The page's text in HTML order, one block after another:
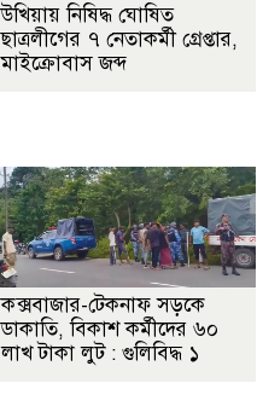
উখিয়ায় নিষিদ্ধ ঘোষিত
ছাত্রলীগের ৭ নেতাকর্মী গ্রেপ্তার,
মাইক্রোবাস জব্দ
কক্সবাজার-টেকনাফ সড়কে
ডাকাতি, বিকাশ কর্মীদের ৬০
লাখ টাকা লুট : গুলিবিদ্ধ ১